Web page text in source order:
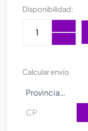
Disponibilidad:
TECLADO
DUCKY
Yellow
SF
Tastatur,
LED
Calcular envío